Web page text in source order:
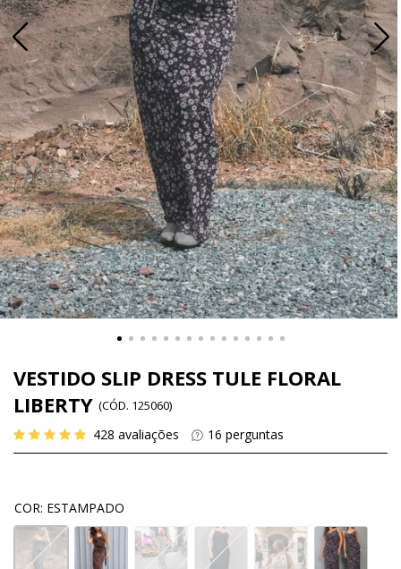
VESTIDO SLIP DRESS TULE FLORAL
LIBERTY (CÓD. 125060)
428 avaliações 16 perguntas
COR: ESTAMPADO